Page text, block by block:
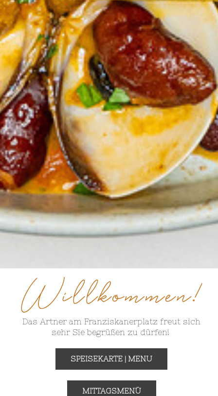
Das Artner am Franziskanerplatz freut sich
sehr Sie begrüßen zu dürfen!
SPEISEKARTE | MENU
MITTAGSMENÜ